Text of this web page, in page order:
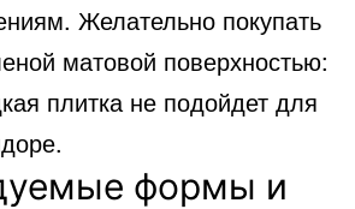
Желательно покупать
матовой поверхностью:
плитка не подойдет для
формы и